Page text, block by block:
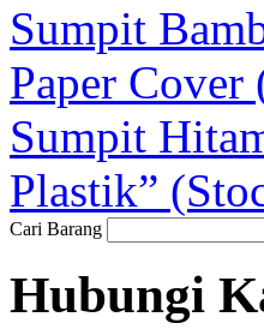
Sumpit
Paper Cover
Sumpit
Plastik”
Cari Barang
Hubungi